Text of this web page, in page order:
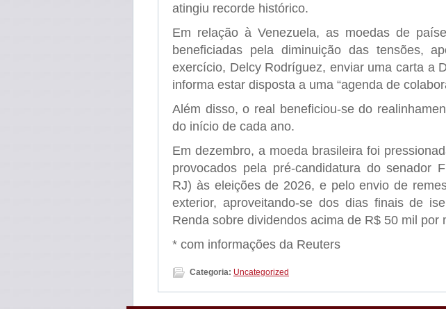
atingiu recorde histórico.
Em relação à Venezuela, as moedas de
beneficiadas pela diminuição das tensões,
exercício, Delcy Rodríguez, enviar uma carta a
informa estar disposta a uma “agenda de
Além disso, o real beneficiou-se do
do início de cada ano.
Em dezembro, a moeda brasileira foi
provocados pela pré-candidatura do senador
RJ) às eleições de 2026, e pelo envio de
exterior, aproveitando-se dos dias finais de
Renda sobre dividendos acima de R$ 50 mil por
* com informações da Reuters
Categoria: Uncategorized